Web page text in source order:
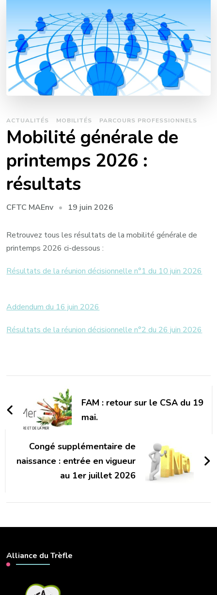
ACTUALITÉS MOBILITÉS PARCOURS PROFESSIONNELS
Mobilité générale de
printemps 2026 :
résultats
CFTC MAEnv 19 juin 2026
Retrouvez tous les résultats de la mobilité générale de
printemps 2026 ci-dessous :
Résultats de la réunion décisionnelle n°1 du 10 juin 2026
Addendum du 16 juin 2026
Résultats de la réunion décisionnelle n°2 du 26 juin 2026
Navigation
d'article
FAM : retour sur le CSA du 19
mai.
Congé supplémentaire de
naissance : entrée en vigueur
au 1er juillet 2026
Alliance du Trèfle